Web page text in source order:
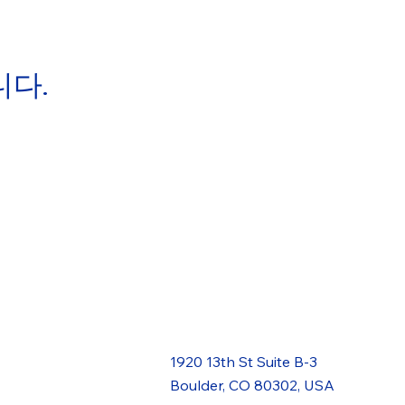
다.
1920 13th St Suite B-3
Boulder, CO 80302, USA